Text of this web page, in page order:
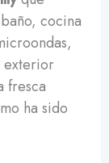
cocina
fresca
ha sido